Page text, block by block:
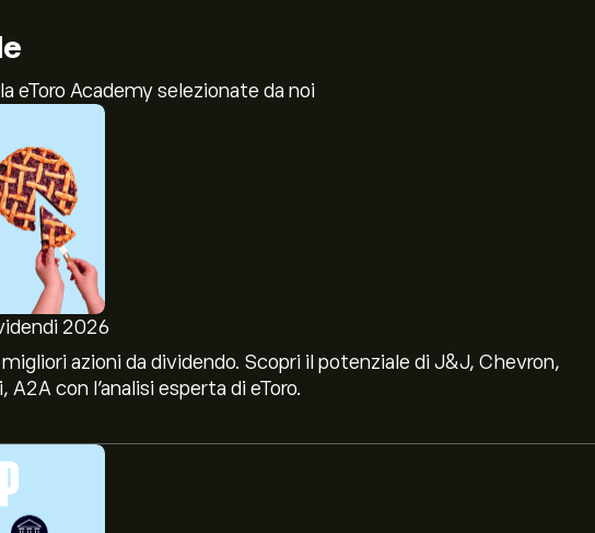
eToro Academy selezionate da noi
2026
azioni da dividendo. Scopri il potenziale di J&J, Chevron,
con l’analisi esperta di eToro.